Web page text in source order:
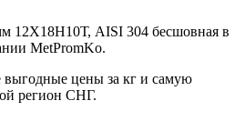
12Х18Н10Т, AISI 304 бесшовная в
MetPromKo.
выгодные цены за кг и самую
регион СНГ.